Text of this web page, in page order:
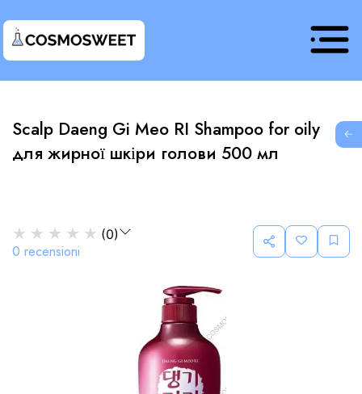
Scalp Daeng Gi Meo RI Shampoo for oily
для жирної шкіри голови 500 мл
★ ★ ★ ★ ★ (0)
0 recensioni